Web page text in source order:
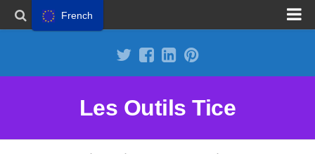
Les Outils Tice
French